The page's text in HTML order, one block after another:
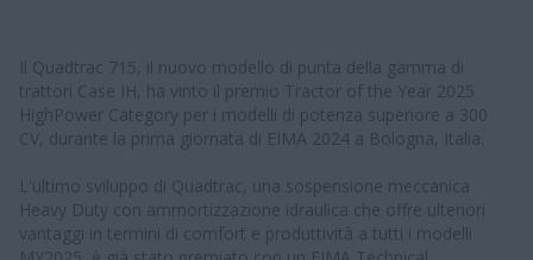
Il Quadtrac 715, il nuovo modello di punta della gamma di
trattori Case IH, ha vinto il premio Tractor of the Year 2025
HighPower Category per i modelli di potenza superiore a 300
CV, durante la prima giornata di EIMA 2024 a Bologna, Italia.
L'ultimo sviluppo di Quadtrac, una sospensione meccanica
Heavy Duty con ammortizzazione idraulica che offre ulteriori
vantaggi in termini di comfort e produttività a tutti i modelli